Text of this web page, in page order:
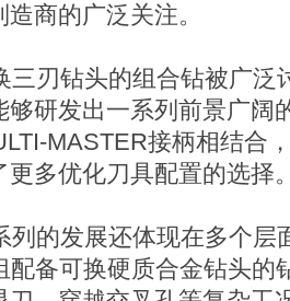
商的广泛关注。
刃钻头的组合钻被广泛
够研发出一系列前景广阔
MASTER接柄相结合
更多优化刀具配置的选择
的发展还体现在多个层
配备可换硬质合金钻头的